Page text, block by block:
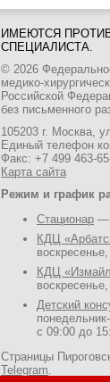
ИМЕЮТСЯ
СПЕЦИАЛИСТА.
© 2026
медико-
Российской
без письменного
105203 г. Москва,
Единый телефон
Факс: +7 499 463-
Карта сайта
Режим и график
Стационар —
КДЦ
КДЦ
Детский
с 09:00 до
Страницы
Telegram